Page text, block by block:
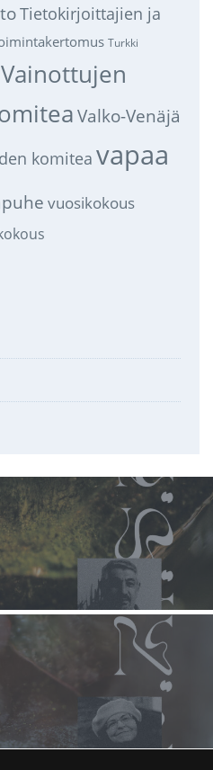
Tietokirjoittajien ja
Turkki
Vainottujen
Valko-Venäjä
komitea vapaa
vuosikokous